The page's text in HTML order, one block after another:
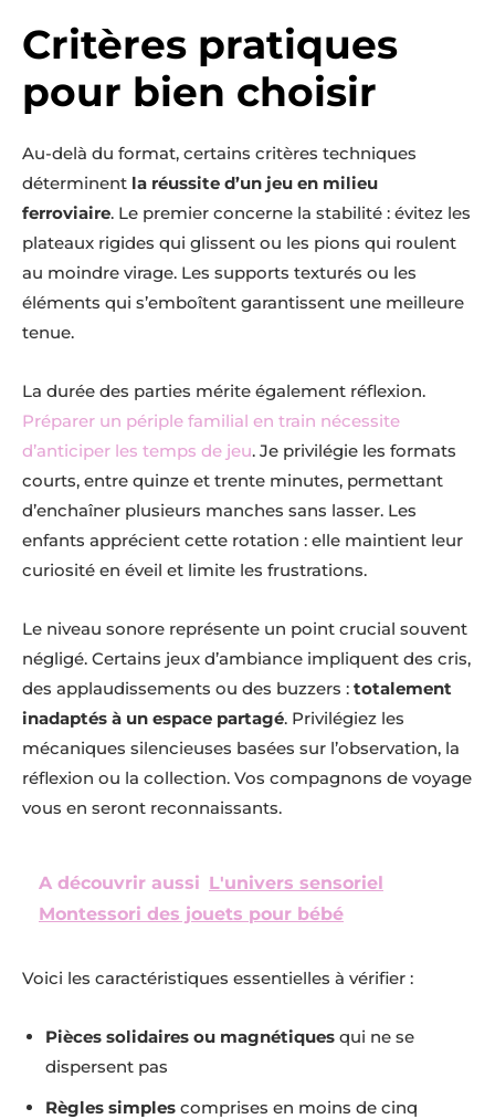
Critères pratiques
pour bien choisir
Au-delà du format, certains critères techniques
déterminent la réussite d’un jeu en milieu
ferroviaire. Le premier concerne la stabilité : évitez les
plateaux rigides qui glissent ou les pions qui roulent
au moindre virage. Les supports texturés ou les
éléments qui s’emboîtent garantissent une meilleure
tenue.
La durée des parties mérite également réflexion.
Préparer un périple familial en train nécessite
d’anticiper les temps de jeu. Je privilégie les formats
courts, entre quinze et trente minutes, permettant
d’enchaîner plusieurs manches sans lasser. Les
enfants apprécient cette rotation : elle maintient leur
curiosité en éveil et limite les frustrations.
Le niveau sonore représente un point crucial souvent
négligé. Certains jeux d’ambiance impliquent des cris,
des applaudissements ou des buzzers : totalement
inadaptés à un espace partagé. Privilégiez les
mécaniques silencieuses basées sur l’observation, la
réflexion ou la collection. Vos compagnons de voyage
vous en seront reconnaissants.
A découvrir aussi L'univers sensoriel
Montessori des jouets pour bébé
Voici les caractéristiques essentielles à vérifier :
Pièces solidaires ou magnétiques qui ne se
dispersent pas
Règles simples comprises en moins de cinq